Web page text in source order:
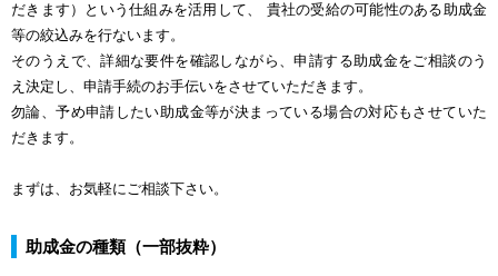
だきます）という仕組みを活用して、 貴社の受給の可能性のある助成金
等の絞込みを行ないます。
そのうえで、詳細な要件を確認しながら、申請する助成金をご相談のう
え決定し、申請手続のお手伝いをさせていただきます。
勿論、予め申請したい助成金等が決まっている場合の対応もさせていた
だきます。
まずは、お気軽にご相談下さい。
助成金の種類（一部抜粋）